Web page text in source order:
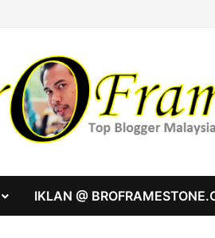
IKLAN @